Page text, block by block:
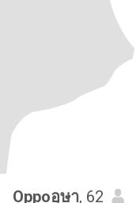
Oppoอุษา, 62